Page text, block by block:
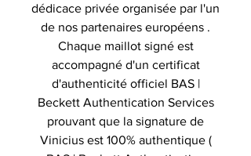
dédicace privée organisée par l'un
de nos partenaires européens .
Chaque maillot signé est
accompagné d'un certificat
d'authenticité officiel BAS |
Beckett Authentication Services
prouvant que la signature de
Vinicius est 100% authentique (